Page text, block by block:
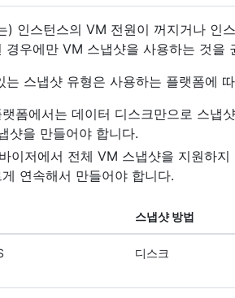
) 인스턴스의 VM 전원이 꺼지거나 인
경우에만 VM 스냅샷을 사용하는 것을
는 스냅샷 유형은 사용하는 플랫폼에
폼에서는 데이터 디스크만으로 스냅
샷을 만들어야 합니다.
이저에서 전체 VM 스냅샷을 지원하
연속해서 만들어야 합니다.
스냅샷 방법
디스크